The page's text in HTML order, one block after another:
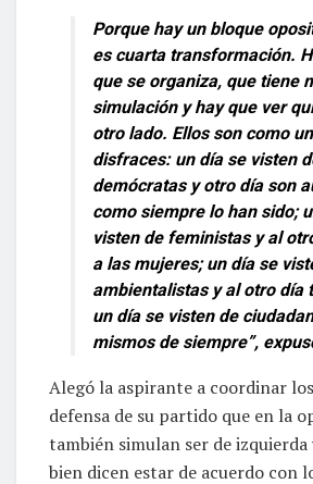
Porque hay un bloque
es cuarta transformación.
que se organiza, que tiene
simulación y hay que ver
otro lado. Ellos son como
disfraces: un día se visten
demócratas y otro día son
como siempre lo han sido;
visten de feministas y al
a las mujeres; un día se
ambientalistas y al otro día
un día se visten de
mismos de siempre”,
Alegó la aspirante a coordinar
defensa de su partido que en la
también simulan ser de izquierda
bien dicen estar de acuerdo con